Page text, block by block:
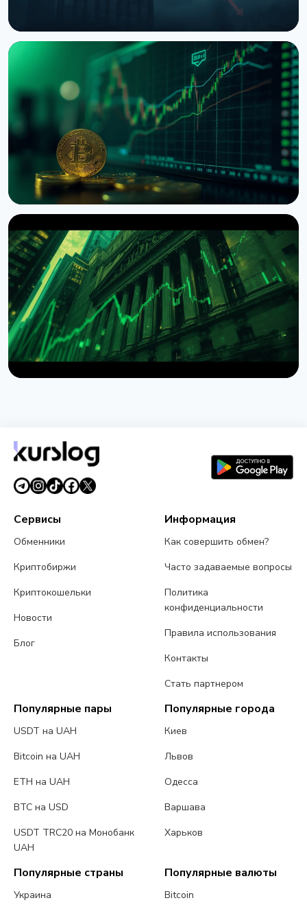
Trump Media разорвала соглашение с Crypto.com
по CRO Treasury
4 мин чтения
ETF на биткоин привлекли $1 миллиард притока
за неделю
9 августа 2026 г. 5 мин чтения
7 августа 2026 г.4 мин чтения
Сервисы
Обменники
Криптобиржи
Криптокошельки
Новости
Блог
Информация
Как совершить обмен?
Часто задаваемые вопросы
Политика
конфиденциальности
Правила использования
Контакты
Стать партнером
Популярные пары
USDT на UAH
Bitcoin на UAH
ETH на UAH
BTC на USD
USDT TRC20 на Монобанк
UAH
Популярные города
Киев
Львов
Одесса
Варшава
Харьков
Популярные страны
Украина
Популярные валюты
Bitcoin